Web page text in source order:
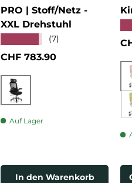
PRO | Stoff/Netz -
XXL Drehstuhl
(7)
Normaler Preis
CHF 783.90
Schwarz
Auf Lager
In den Warenkorb